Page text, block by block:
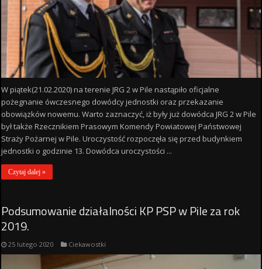
W piątek(21.02.2020) na terenie JRG 2 w Pile nastąpiło oficjalne
pożegnanie ówczesnego dowódcy jednostki oraz przekazanie
obowiązków nowemu. Warto zaznaczyć, iż były już dowódca JRG 2 w Pile
był także Rzecznikiem Prasowym Komendy Powiatowej Państwowej
Straży Pożarnej w Pile. Uroczystość rozpoczęła się przed budynkiem
jednostki o godzinie 13. Dowódca uroczystości ...
Czytaj dalej »
Podsumowanie działalności KP PSP w Pile za rok
2019.
25 lutego 2020 Ciekawostki